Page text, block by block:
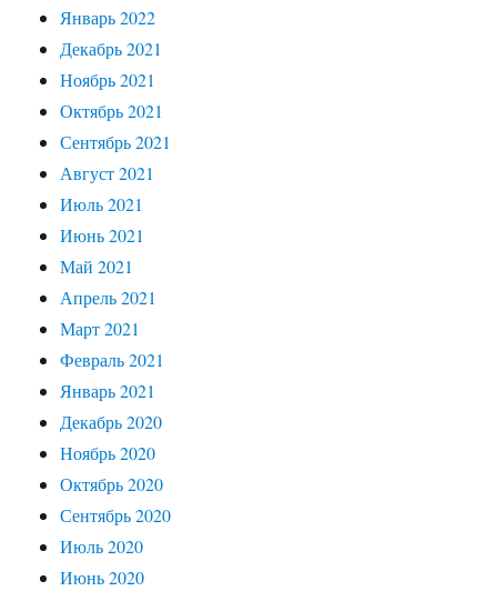
Январь 2022
Декабрь 2021
Ноябрь 2021
Октябрь 2021
Сентябрь 2021
Август 2021
Июль 2021
Июнь 2021
Май 2021
Апрель 2021
Март 2021
Февраль 2021
Январь 2021
Декабрь 2020
Ноябрь 2020
Октябрь 2020
Сентябрь 2020
Июль 2020
Июнь 2020